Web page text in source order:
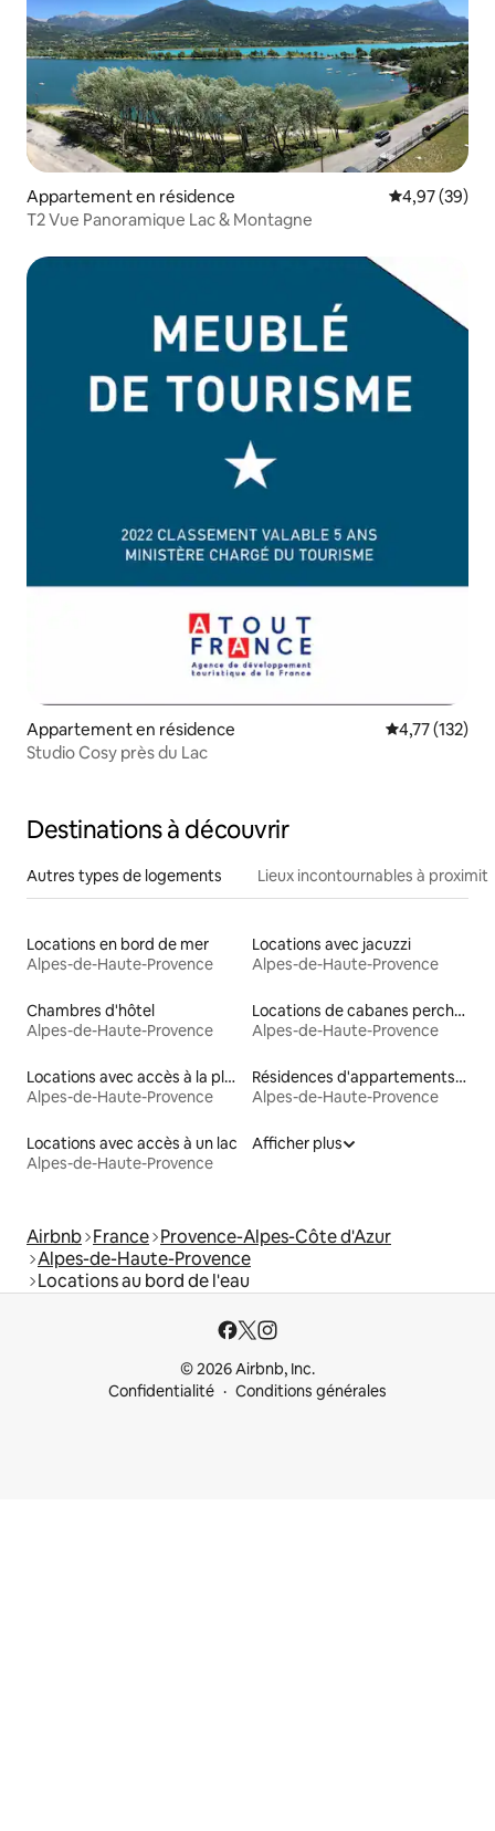
Appartement en résidence Évaluation
4,97 (39)
T2 Vue Panoramique Lac & Montagne
Appartement en résidence Évaluation
4,77 (132)
Studio Cosy près du Lac
Destinations à découvrir
Autres types de logements Lieux incontournables à
Locations en bord de mer
Alpes-de-Haute-Provence
Locations avec jacuzzi
Alpes-de-Haute-Provence
Chambres d'hôtel
Alpes-de-Haute-Provence
Locations de cabanes perchées
Alpes-de-Haute-Provence
Locations avec accès à la plage
Alpes-de-Haute-Provence
Résidences d'appartements en location
Alpes-de-Haute-Provence
Locations avec accès à un lac
Alpes-de-Haute-Provence
Afficher plus
Airbnb France Provence-Alpes-Côte d'Azur
Alpes-de-Haute-Provence
Locations au bord de l'eau
© 2026 Airbnb, Inc.
Confidentialité
Conditions générales